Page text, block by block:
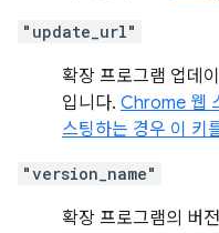
"update_url"
확장 프로그램 업데
입니다. Chrome 웹
스팅하는 경우 이 키
"version_name"
확장 프로그램의 버